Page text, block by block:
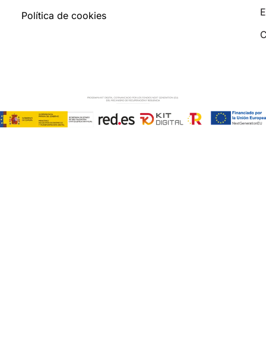
Política de cookies